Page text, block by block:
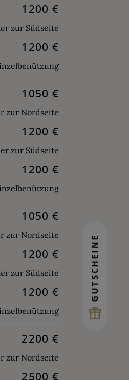
GUTSCHEINE
1200 €
zur Südseite
1200 €
1050 €
zur Nordseite
1200 €
zur Südseite
1200 €
1050 €
zur Nordseite
1200 €
zur Südseite
1200 €
2200 €
zur Nordseite
2500 €